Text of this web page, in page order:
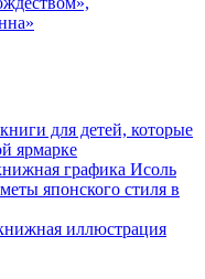
для детей, которые
ярмарке
графика Исоль
японского стиля в
иллюстрация